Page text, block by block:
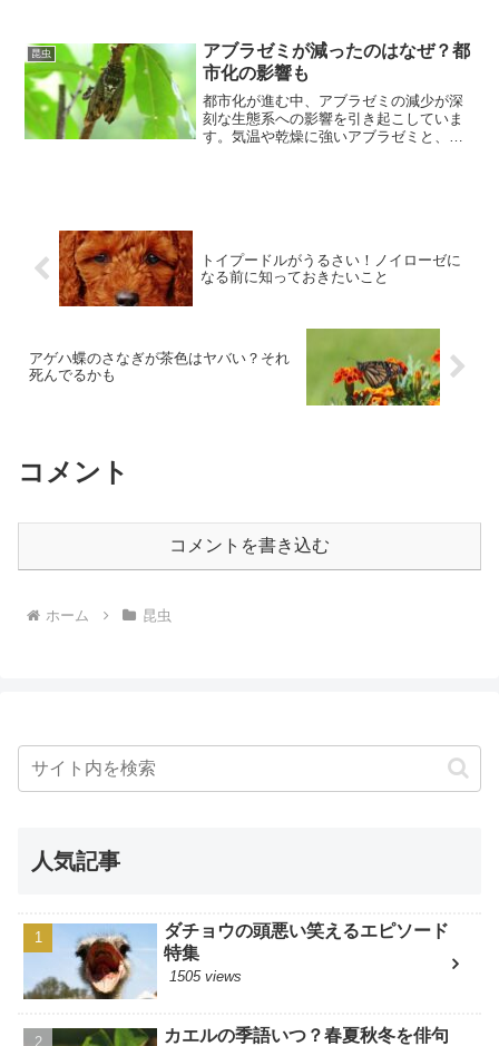
られる可能性があり、雪虫が飛び交うこ
とがあるかもしれません。
昆虫
アブラゼミが減ったのはなぜ？都
市化の影響も
都市化が進む中、アブラゼミの減少が深
刻な生態系への影響を引き起こしていま
す。気温や乾燥に強いアブラゼミと、低
トイプードルがうるさい！ノイローゼに
なる前に知っておきたいこと
アゲハ蝶のさなぎが茶色はヤバい？それ
死んでるかも
コメント
コメントを書き込む
ホーム 昆虫
人気記事
ダチョウの頭悪い笑えるエピソード
特集
1505 views
カエルの季語いつ？春夏秋冬を俳句